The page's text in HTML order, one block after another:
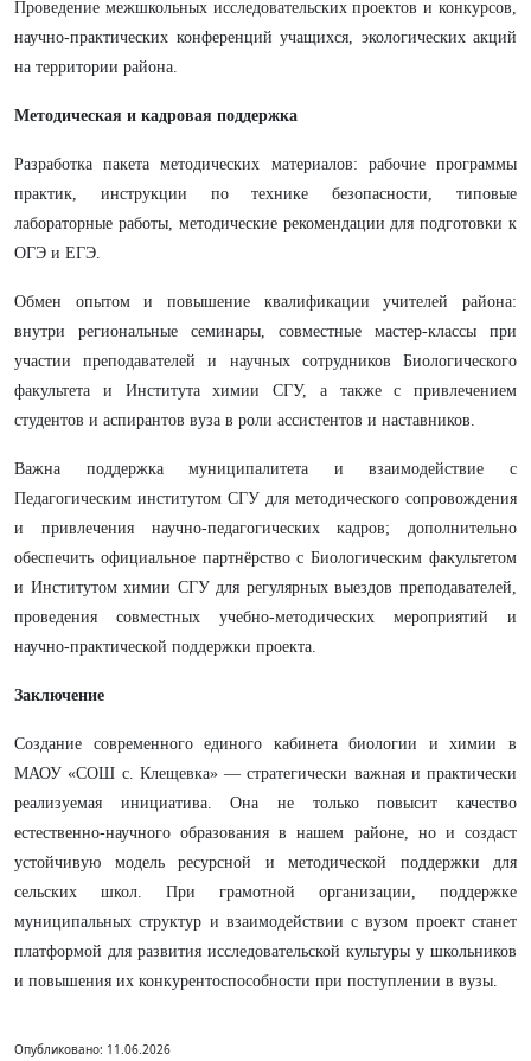
Проведение межшкольных исследовательских проектов и конкурсов,
научно‑практических конференций учащихся, экологических акций
на территории района.
Методическая и кадровая поддержка
Разработка пакета методических материалов: рабочие программы
практик, инструкции по технике безопасности, типовые
лабораторные работы, методические рекомендации для подготовки к
ОГЭ и ЕГЭ.
Обмен опытом и повышение квалификации учителей района:
внутри региональные семинары, совместные мастер‑классы при
участии преподавателей и научных сотрудников Биологического
факультета и Института химии СГУ, а также с привлечением
студентов и аспирантов вуза в роли ассистентов и наставников.
Важна поддержка муниципалитета и взаимодействие с
Педагогическим институтом СГУ для методического сопровождения
и привлечения научно‑педагогических кадров; дополнительно
обеспечить официальное партнёрство с Биологическим факультетом
и Институтом химии СГУ для регулярных выездов преподавателей,
проведения совместных учебно‑методических мероприятий и
научно‑практической поддержки проекта.
Заключение
Создание современного единого кабинета биологии и химии в
МАОУ «СОШ с. Клещевка» — стратегически важная и практически
реализуемая инициатива. Она не только повысит качество
естественно‑научного образования в нашем районе, но и создаст
устойчивую модель ресурсной и методической поддержки для
сельских школ. При грамотной организации, поддержке
муниципальных структур и взаимодействии с вузом проект станет
платформой для развития исследовательской культуры у школьников
и повышения их конкурентоспособности при поступлении в вузы.
Опубликовано: 11.06.2026